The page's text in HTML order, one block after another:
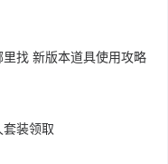
找 新版本道具使用攻略
装领取